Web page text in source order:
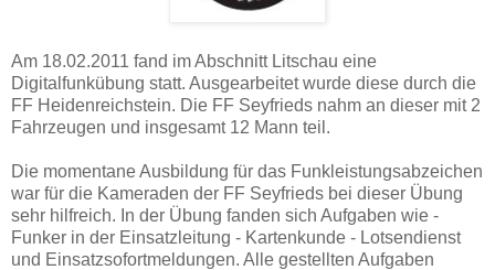
Am 18.02.2011 fand im Abschnitt Litschau eine
Digitalfunkübung statt. Ausgearbeitet wurde diese durch die
FF Heidenreichstein. Die FF Seyfrieds nahm an dieser mit 2
Fahrzeugen und insgesamt 12 Mann teil.
Die momentane Ausbildung für das Funkleistungsabzeichen
war für die Kameraden der FF Seyfrieds bei dieser Übung
sehr hilfreich. In der Übung fanden sich Aufgaben wie -
Funker in der Einsatzleitung - Kartenkunde - Lotsendienst
und Einsatzsofortmeldungen. Alle gestellten Aufgaben